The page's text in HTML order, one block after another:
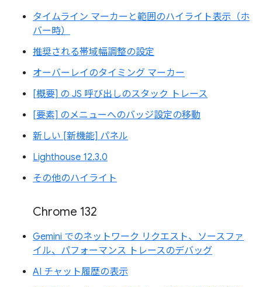
タイムライン マーカーと範囲のハイライト表示（ホ
バー時）
推奨される帯域幅調整の設定
オーバーレイのタイミング マーカー
[概要] の JS 呼び出しのスタック トレース
[要素] のメニューへのバッジ設定の移動
新しい [新機能] パネル
Lighthouse 12.3.0
その他のハイライト
Chrome 132
Gemini でのネットワーク リクエスト、ソースファ
イル、パフォーマンス トレースのデバッグ
AI チャット履歴の表示